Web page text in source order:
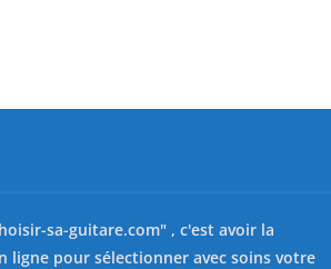
sa-guitare.com" , c'est avoir la
ligne pour sélectionner avec soins votre